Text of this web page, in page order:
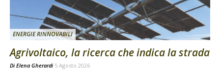
ENERGIE RINNOVABILI
Agrivoltaico, la ricerca che indica la strada
Di Elena Gherardi 5 Agosto 2026